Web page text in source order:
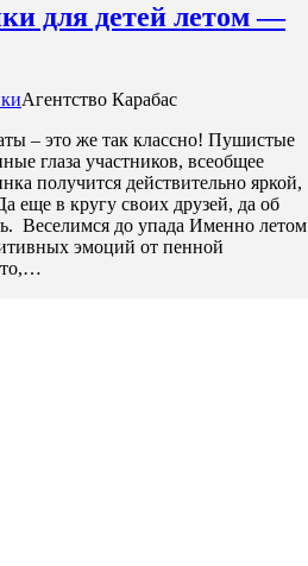
для детей летом —
Агентство Карабас
– это же так классно! Пушистые
глаза участников, всеобщее
получится действительно яркой,
еще в кругу своих друзей, да об
Веселимся до упада Именно летом
эмоций от пенной